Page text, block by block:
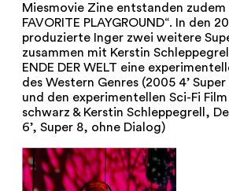
Miesmovie Zine entstanden zudem
FAVORITE PLAYGROUND“. In den
produzierte Inger zwei weitere
zusammen mit Kerstin
ENDE DER WELT eine
des Western Genres (2005 4’
und den experimentellen Sci-Fi Film
schwarz & Kerstin Schleppegrell,
6’, Super 8, ohne Dialog)